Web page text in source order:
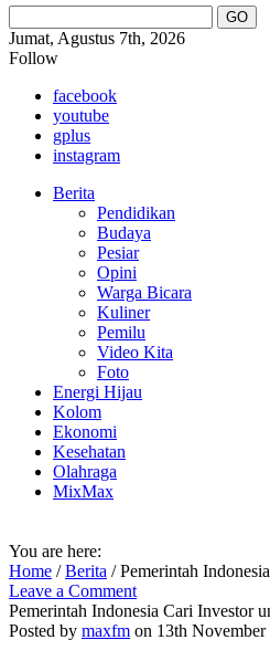
Jumat, Agustus 7th, 2026
Follow
facebook
youtube
gplus
instagram
Berita
Pendidikan
Budaya
Pesiar
Opini
Warga Bicara
Kuliner
Pemilu
Video Kita
Foto
Energi Hijau
Kolom
Ekonomi
Kesehatan
Olahraga
MixMax
You are here:
Home /Berita /Pemerintah
Leave a Comment
Pemerintah Indonesia Cari Investor
Posted by maxfm on 13th November